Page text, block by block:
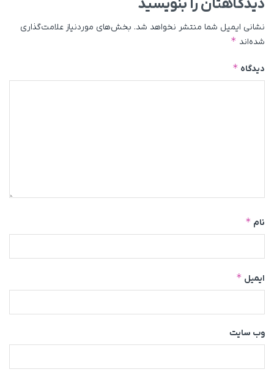
دیدگاهتان را بنویسید
نشانی ایمیل شما منتشر نخواهد شد. بخش‌های موردنیاز علامت‌گذاری
شده‌اند *
دیدگاه *
نام *
ایمیل *
وب‌ سایت